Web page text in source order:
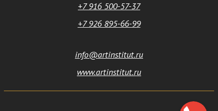
+7 916 500-57-37
+7 926 895-66-99
info@artinstitut.ru
www.artinstitut.ru